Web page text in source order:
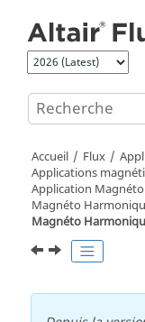
Accueil Flux
Applications
Application
Magnéto
Magnéto